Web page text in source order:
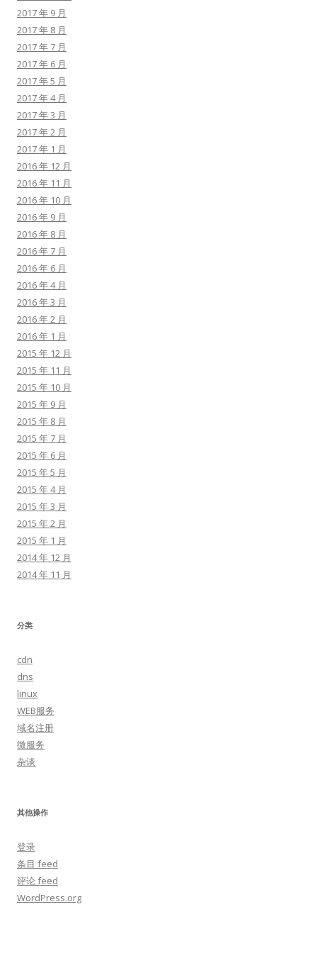
2017 年 9 月
2017 年 8 月
2017 年 7 月
2017 年 6 月
2017 年 5 月
2017 年 4 月
2017 年 3 月
2017 年 2 月
2017 年 1 月
2016 年 12 月
2016 年 11 月
2016 年 10 月
2016 年 9 月
2016 年 8 月
2016 年 7 月
2016 年 6 月
2016 年 4 月
2016 年 3 月
2016 年 2 月
2016 年 1 月
2015 年 12 月
2015 年 11 月
2015 年 10 月
2015 年 9 月
2015 年 8 月
2015 年 7 月
2015 年 6 月
2015 年 5 月
2015 年 4 月
2015 年 3 月
2015 年 2 月
2015 年 1 月
2014 年 12 月
2014 年 11 月
分类
cdn
dns
linux
WEB服务
域名注册
微服务
杂谈
其他操作
登录
条目 feed
评论 feed
WordPress.org